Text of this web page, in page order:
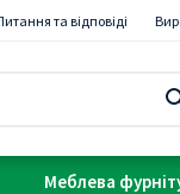
та відповіді
Меблева